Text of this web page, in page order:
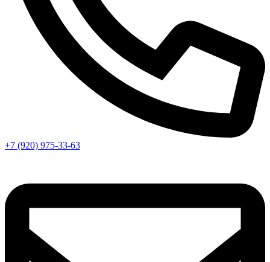
+7 (920) 975-33-63